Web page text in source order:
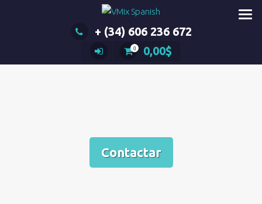
+ (34) 606 236 672
0 0,00$
Contactar